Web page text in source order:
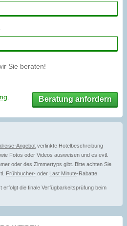
Sie beraten!
Beratung anfordern
Angebot verlinkte Hotelbeschreibung
Fotos oder Videos ausweisen und es evtl.
oder des Zimmertyps gibt. Bitte achten Sie
Frühbucher- oder Last Minute-Rabatte.
die finale Verfügbarkeitsprüfung beim